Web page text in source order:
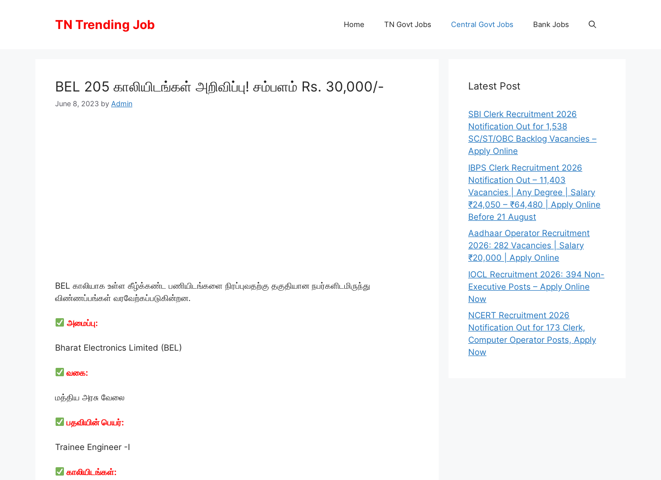
TN Trending Job Home TN Govt Jobs Central Govt Jobs Bank Jobs
BEL 205 காலியிடங்கள் அறிவிப்பு! சம்பளம் Rs. 30,000/-
June 8, 2023 by Admin
BEL காலியாக உள்ள கீழ்க்கண்ட பணியிடங்களை நிரப்புவதற்கு தகுதியான நபர்களிடமிருந்து
விண்ணப்பங்கள் வரவேற்கப்படுகின்றன.
அமைப்பு:
Bharat Electronics Limited (BEL)
வகை:
மத்திய அரசு வேலை
பதவியின் பெயர்:
Trainee Engineer -I
காலியிடங்கள்:
Latest Post
SBI Clerk Recruitment 2026
Notification Out for 1,538
SC/ST/OBC Backlog Vacancies –
Apply Online
IBPS Clerk Recruitment 2026
Notification Out – 11,403
Vacancies | Any Degree | Salary
₹24,050 – ₹64,480 | Apply Online
Before 21 August
Aadhaar Operator Recruitment
2026: 282 Vacancies | Salary
₹20,000 | Apply Online
IOCL Recruitment 2026: 394 Non-
Executive Posts – Apply Online
Now
NCERT Recruitment 2026
Notification Out for 173 Clerk,
Computer Operator Posts, Apply
Now